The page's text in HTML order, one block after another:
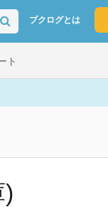
ブクログとは
ト